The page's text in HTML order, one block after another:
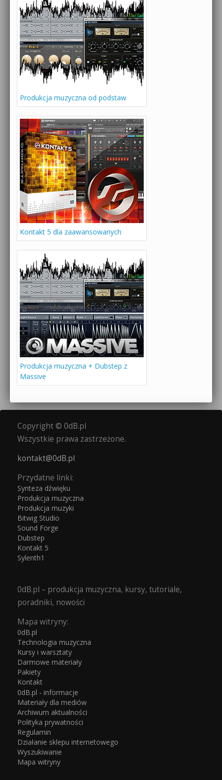
Produkcja muzyczna od podstaw
Kontakt 5 dla zaawansowanych
Produkcja muzyczna + Dubstep z
Massive
Copyright © 0dB.pl
Wszystkie prawa zastrzeżone.
kontakt@0dB.pl
Przydatne linki:
Synteza dźwięku
Produkcja muzyczna
Produkcja muzyki
Bitwig Studio
Sound Forge
Dubstep
Kontakt 5
Sylenth1
0dB.pl – produkcja muzyczna, kursy, tutoriale,
poradniki, nowości
Mapa witryny:
0dB.pl
Technologia muzyczna
Kursy i warsztaty
Darmowe materiały
Pakiety
Kontakt
0dB.pl - informacje
Materiały dla mediów
Archiwum aktualności
Polityka prywatności
Regulamin
Działanie sklepu internetowego
Wyszukiwanie
Mapa witryny